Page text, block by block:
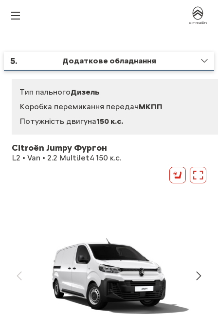
5. Додаткове обладнання
Citroën Jumpy Фургон
L2 • Van • 2.2 MultiJet4 150 к.с.
Тип пальногоДизель
Коробка перемикання передачМКПП
Потужність двигуна150 к.с.